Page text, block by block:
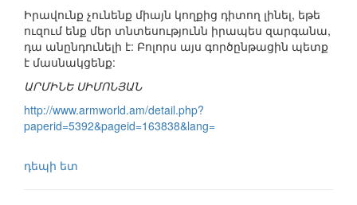
Իրավունք չունենք միայն կողքից դիտող լինել, եթե
ուզում ենք մեր տնտեսությունն իրապես զարգանա,
դա անընդունելի է: Բոլորս այս գործընթացին պետք
է մասնակցենք:
ԱՐՄԻՆԵ ՍԻՄՈՆՅԱՆ
http://www.armworld.am/detail.php?
paperid=5392&pageid=163838&lang=
դեպի ետ